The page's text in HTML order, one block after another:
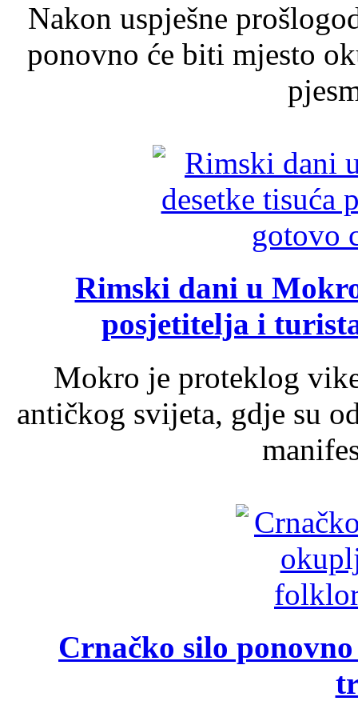
Nakon uspješne
ponovno će biti mjesto
Rimski dani u
posjetitelja i
Mokro je proteklog
antičkog svijeta, gdje su
Crnačko silo